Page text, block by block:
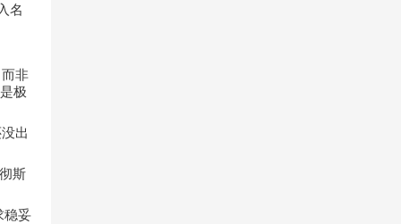
名
非
极
出
斯
稳妥